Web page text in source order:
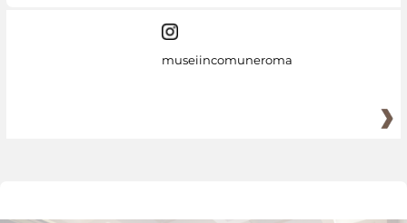
museiincomuneroma